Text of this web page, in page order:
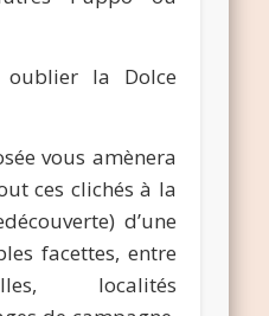
oublier la Dolce
vous amènera
ces clichés à la
d’une
facettes, entre
localités